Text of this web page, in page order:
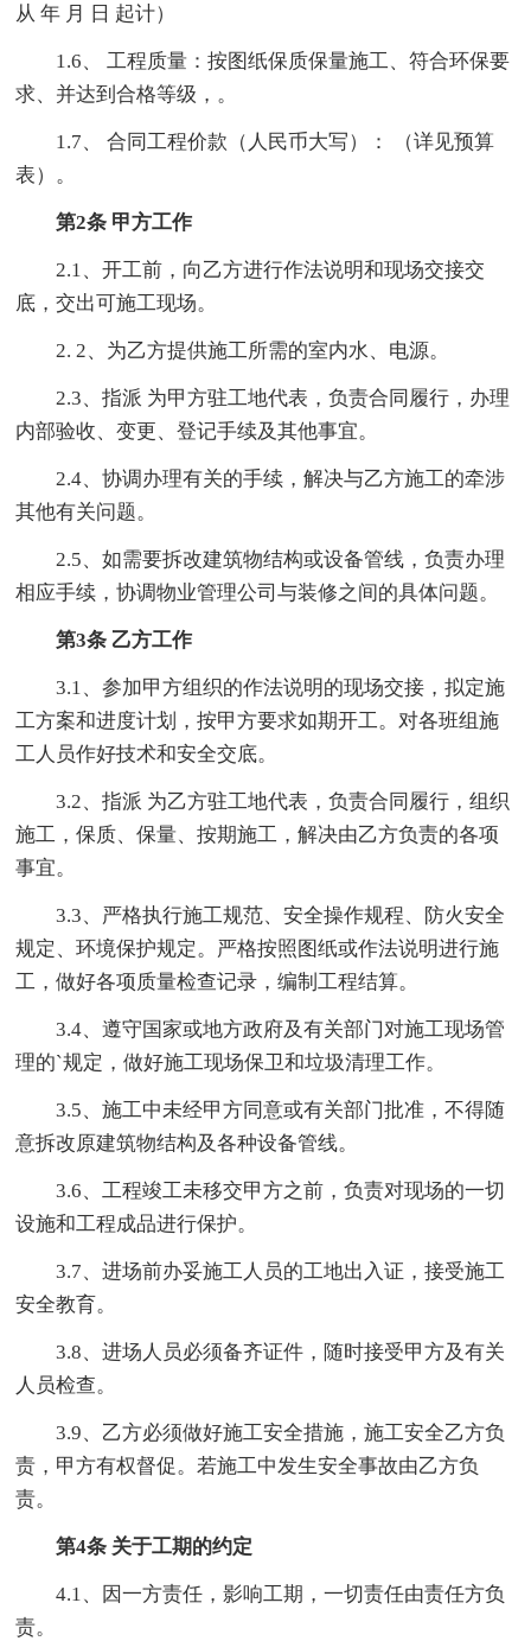
从 年 月 日 起计）
1.6、 工程质量：按图纸保质保量施工、符合环保要
求、并达到合格等级，。
1.7、 合同工程价款（人民币大写）： （详见预算
表）。
第2条 甲方工作
2.1、开工前，向乙方进行作法说明和现场交接交
底，交出可施工现场。
2. 2、为乙方提供施工所需的室内水、电源。
2.3、指派 为甲方驻工地代表，负责合同履行，办理
内部验收、变更、登记手续及其他事宜。
2.4、协调办理有关的手续，解决与乙方施工的牵涉
其他有关问题。
2.5、如需要拆改建筑物结构或设备管线，负责办理
相应手续，协调物业管理公司与装修之间的具体问题。
第3条 乙方工作
3.1、参加甲方组织的作法说明的现场交接，拟定施
工方案和进度计划，按甲方要求如期开工。对各班组施
工人员作好技术和安全交底。
3.2、指派 为乙方驻工地代表，负责合同履行，组织
施工，保质、保量、按期施工，解决由乙方负责的各项
事宜。
3.3、严格执行施工规范、安全操作规程、防火安全
规定、环境保护规定。严格按照图纸或作法说明进行施
工，做好各项质量检查记录，编制工程结算。
3.4、遵守国家或地方政府及有关部门对施工现场管
理的`规定，做好施工现场保卫和垃圾清理工作。
3.5、施工中未经甲方同意或有关部门批准，不得随
意拆改原建筑物结构及各种设备管线。
3.6、工程竣工未移交甲方之前，负责对现场的一切
设施和工程成品进行保护。
3.7、进场前办妥施工人员的工地出入证，接受施工
安全教育。
3.8、进场人员必须备齐证件，随时接受甲方及有关
人员检查。
3.9、乙方必须做好施工安全措施，施工安全乙方负
责，甲方有权督促。若施工中发生安全事故由乙方负
责。
第4条 关于工期的约定
4.1、因一方责任，影响工期，一切责任由责任方负
责。